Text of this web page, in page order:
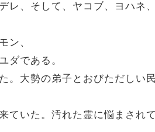
、そして、ヤコブ、ヨハネ
ン、
ダである。
大勢の弟子とおびただしい
ていた。汚れた霊に悩まされ